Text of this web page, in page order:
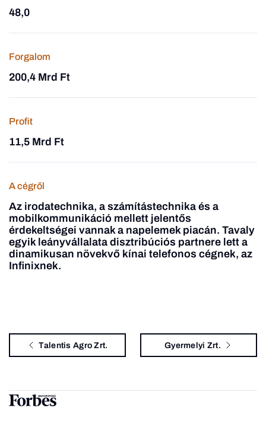
48,0
Forgalom
200,4 Mrd Ft
Profit
11,5 Mrd Ft
A cégről
Az irodatechnika, a számítástechnika és a
mobilkommunikáció mellett jelentős
érdekeltségei vannak a napelemek piacán. Tavaly
egyik leányvállalata disztribúciós partnere lett a
dinamikusan növekvő kínai telefonos cégnek, az
Infinixnek.
Talentis Agro Zrt. Gyermelyi Zrt.